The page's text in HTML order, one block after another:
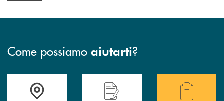
Come possiamo aiutarti?
Accedi all' elenco completo delle filiali della BCC San Giovanni
Hai bisogno di assistenza immediata?
Hai bisogno di